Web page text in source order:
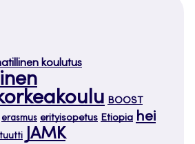
koulutus
BOOST
erasmus erityisopetus Etiopia hei
JAMK